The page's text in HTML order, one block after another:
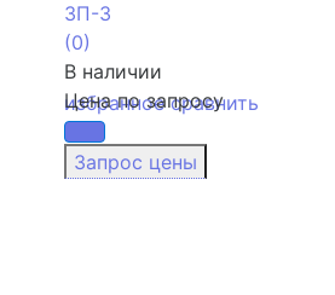
избранное сравнить
ЗП-3
(0)
В наличии
Цена по запросу